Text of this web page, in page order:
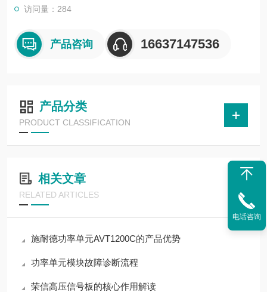
访问量：284
产品咨询 16637147536
产品分类
PRODUCT CLASSIFICATION
相关文章
RELATED ARTICLES
施耐德功率单元AVT1200C的产品优势
功率单元模块故障诊断流程
荣信高压信号板的核心作用解读
电话咨询